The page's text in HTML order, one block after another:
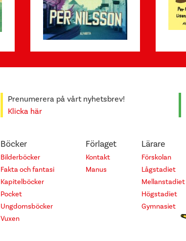
Prenumerera på vårt nyhetsbrev!
Klicka här
Böcker
Bilderböcker
Fakta och fantasi
Kapitelböcker
Pocket
Ungdomsböcker
Vuxen
Förlaget
Kontakt
Manus
Lärare
Förskolan
Lågstadiet
Mellanstadiet
Högstadiet
Gymnasiet